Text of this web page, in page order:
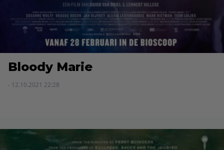
Bloody Marie
- 12.10.2021 22:28